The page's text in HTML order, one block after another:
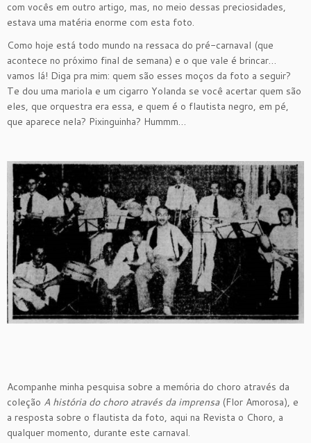
com vocês em outro artigo, mas, no meio dessas preciosidades,
estava uma matéria enorme com esta foto.
Como hoje está todo mundo na ressaca do pré-carnaval (que
acontece no próximo final de semana) e o que vale é brincar…
vamos lá! Diga pra mim: quem são esses moços da foto a seguir?
Te dou uma mariola e um cigarro Yolanda se você acertar quem são
eles, que orquestra era essa, e quem é o flautista negro, em pé,
que aparece nela? Pixinguinha? Hummm…
Acompanhe minha pesquisa sobre a memória do choro através da
coleção A história do choro através da imprensa(Flor Amorosa), e
a resposta sobre o flautista da foto, aqui na Revista o Choro, a
qualquer momento, durante este carnaval.